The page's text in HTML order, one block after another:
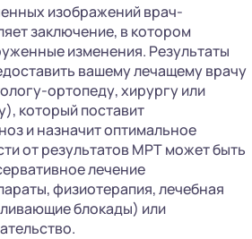
изображений врач-
заключение, в котором
изменения. Результаты
вашему лечащему врачу
ортопеду, хирургу или
который поставит
и назначит оптимальное
от результатов МРТ может быть
лечение
физиотерапия, лечебная
блокады) или